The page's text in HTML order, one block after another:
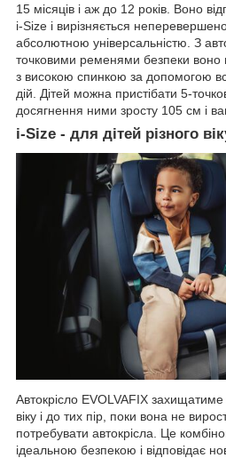
15 місяців і аж до 12 років. Воно
i-Size і вирізняється
абсолютною універсальністю. З
точковими ременями безпеки воно
з високою спинкою за допомогою
дій. Дітей можна пристібати 5-
досягнення ними зросту 105 см і
i-Size - для дітей різного
Автокрісло EVOLVAFIX
віку і до тих пір, поки вона не
потребувати автокрісла. Це
ідеальною безпекою і відповідає